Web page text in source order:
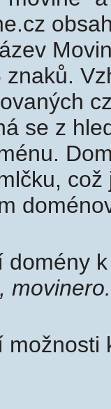
znaků.
se z
domény